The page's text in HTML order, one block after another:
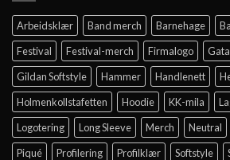
Arbeidsklær Band merch Barnehage
Festival
Festival-merch Firmalogo
Gildan Softstyle
Hammer Handlenett
Holmenkollstafetten
Hoodie KK-mila
Logotering
Long Sleeve Merch Neutral
Piqué
Profilering Profilklær Softstyle